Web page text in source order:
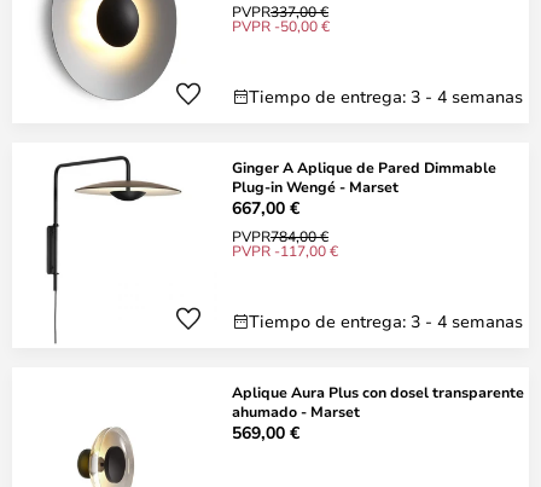
PVPR337,00 €
PVPR -50,00 €
Tiempo de entrega: 3 - 4 semanas
Ginger A Aplique de Pared Dimmable
Plug-in Wengé - Marset
667,00 €
PVPR784,00 €
PVPR -117,00 €
Tiempo de entrega: 3 - 4 semanas
Aplique Aura Plus con dosel transparente
ahumado - Marset
569,00 €